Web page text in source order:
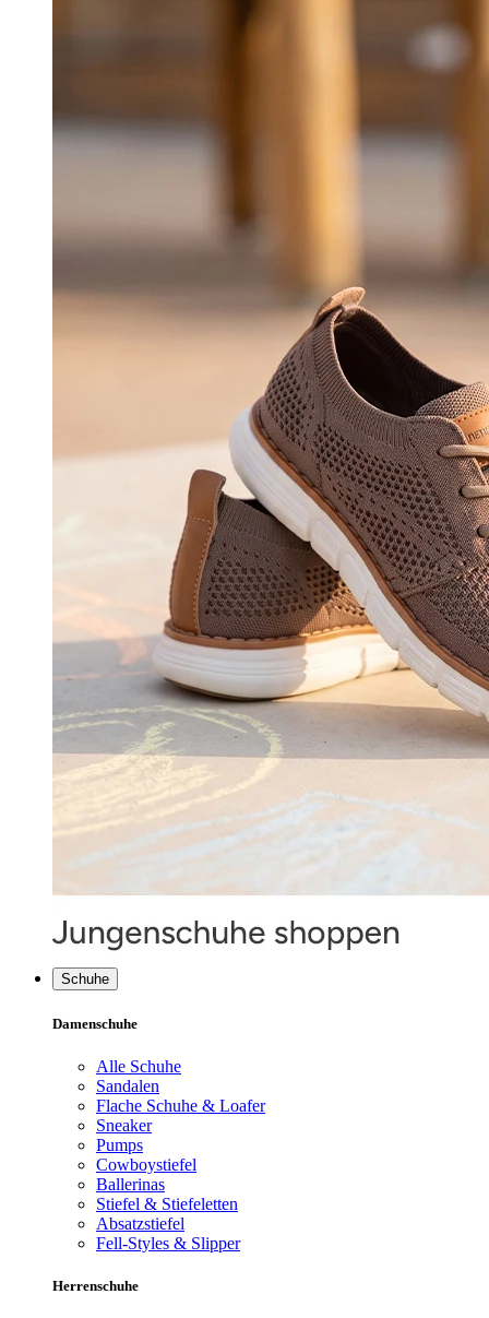
Schuhe
Damenschuhe
Alle Schuhe
Sandalen
Flache Schuhe & Loafer
Sneaker
Pumps
Cowboystiefel
Ballerinas
Stiefel & Stiefeletten
Absatzstiefel
Fell-Styles & Slipper
Herrenschuhe